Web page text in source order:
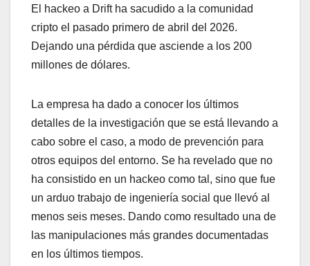
El hackeo a Drift ha sacudido a la comunidad
cripto el pasado primero de abril del 2026.
Dejando una pérdida que asciende a los 200
millones de dólares.
La empresa ha dado a conocer los últimos
detalles de la investigación que se está llevando a
cabo sobre el caso, a modo de prevención para
otros equipos del entorno. Se ha revelado que no
ha consistido en un hackeo como tal, sino que fue
un arduo trabajo de ingeniería social que llevó al
menos seis meses. Dando como resultado una de
las manipulaciones más grandes documentadas
en los últimos tiempos.